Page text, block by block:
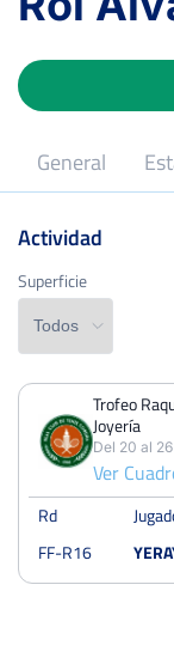
General
Superficie
0
0
Actividad
Superficie
Trofeo
Joyería
Del 20 al
Ver
Rd
FF-R16